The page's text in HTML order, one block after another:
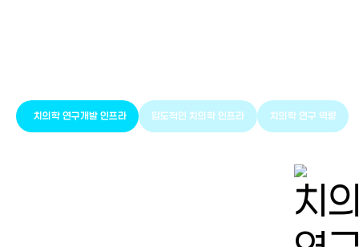
치의학 연구개발 인프라 압도적인 치의학 인프라 치의학 연구 역량